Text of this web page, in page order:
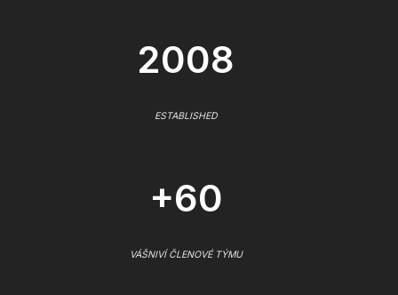
2008
ESTABLISHED
+60
VÁŠNIVÍ ČLENOVÉ TÝMU